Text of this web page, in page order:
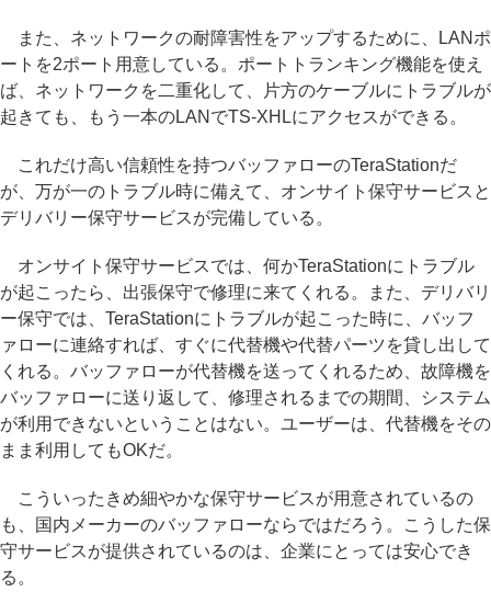
また、ネットワークの耐障害性をアップするために、LANポ
ートを2ポート用意している。ポートトランキング機能を使え
ば、ネットワークを二重化して、片方のケーブルにトラブルが
起きても、もう一本のLANでTS-XHLにアクセスができる。
これだけ高い信頼性を持つバッファローのTeraStationだ
が、万が一のトラブル時に備えて、オンサイト保守サービスと
デリバリー保守サービスが完備している。
オンサイト保守サービスでは、何かTeraStationにトラブル
が起こったら、出張保守で修理に来てくれる。また、デリバリ
ー保守では、TeraStationにトラブルが起こった時に、バッフ
ァローに連絡すれば、すぐに代替機や代替パーツを貸し出して
くれる。バッファローが代替機を送ってくれるため、故障機を
バッファローに送り返して、修理されるまでの期間、システム
が利用できないということはない。ユーザーは、代替機をその
まま利用してもOKだ。
こういったきめ細やかな保守サービスが用意されているの
も、国内メーカーのバッファローならではだろう。こうした保
守サービスが提供されているのは、企業にとっては安心でき
る。